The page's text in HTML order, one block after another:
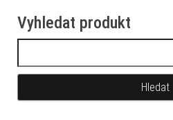
Vyhledat produkt